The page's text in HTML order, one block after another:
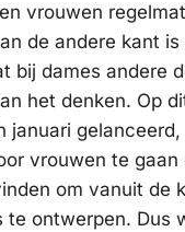
vrouwen
de andere kant
bij dames andere
het denken. Op
januari
vrouwen te
om vanuit de
ontwerpen. Dus